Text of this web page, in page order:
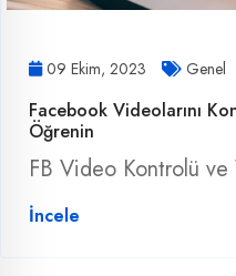
09 Ekim, 2023 Genel
Facebook Videolarını
Öğrenin
FB Video Kontrolü
İncele